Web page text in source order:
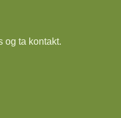
og ta kontakt.